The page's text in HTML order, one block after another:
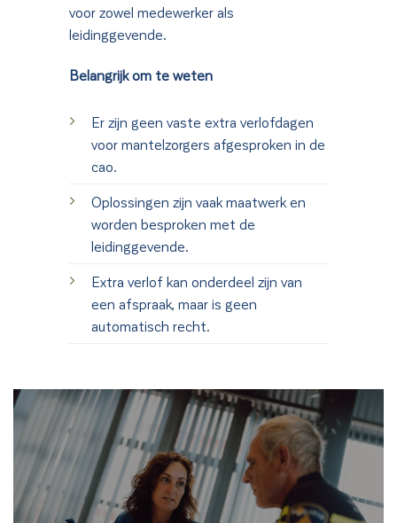
voor zowel medewerker als
leidinggevende.
Belangrijk om te weten
Er zijn geen vaste extra verlofdagen
voor mantelzorgers afgesproken in de
cao.
Oplossingen zijn vaak maatwerk en
worden besproken met de
leidinggevende.
Extra verlof kan onderdeel zijn van
een afspraak, maar is geen
automatisch recht.